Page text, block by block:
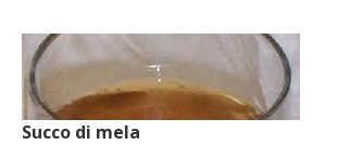
Succo di mela